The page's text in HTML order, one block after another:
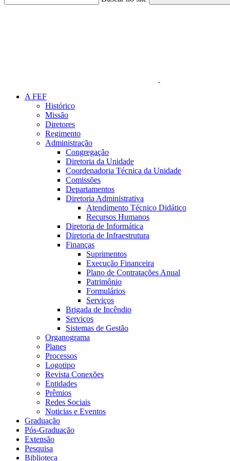
A FEF
Histórico
Missão
Diretores
Regimento
Administração
Congregação
Diretoria da Unidade
Coordenadoria Técnica da Unidade
Comissões
Departamentos
Diretoria Administrativa
Atendimento Técnico Didático
Recursos Humanos
Diretoria de Informática
Diretoria de Infraestrutura
Finanças
Suprimentos
Execução Financeira
Plano de Contratações Anual
Patrimônio
Formulários
Serviços
Brigada de Incêndio
Serviços
Sistemas de Gestão
Organograma
Planes
Processos
Logotipo
Revista Conexões
Entidades
Prêmios
Redes Sociais
Noticias e Eventos
Graduação
Pós-Graduação
Extensão
Pesquisa
Biblioteca